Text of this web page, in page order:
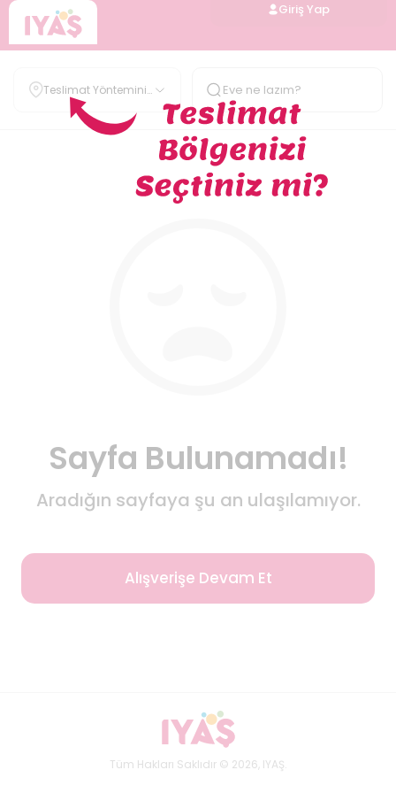
Giriş Yap
Teslimat Yöntemini
Belirle
Sayfa Bulunamadı!
Aradığın sayfaya şu an ulaşılamıyor.
Alışverişe Devam Et
Tüm Hakları Saklıdır © 2026, IYAŞ.